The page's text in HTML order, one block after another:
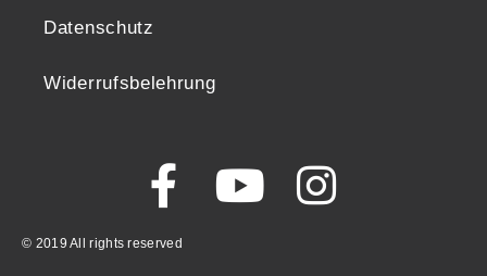
Datenschutz
Widerrufsbelehrung
© 2019 All rights reserved